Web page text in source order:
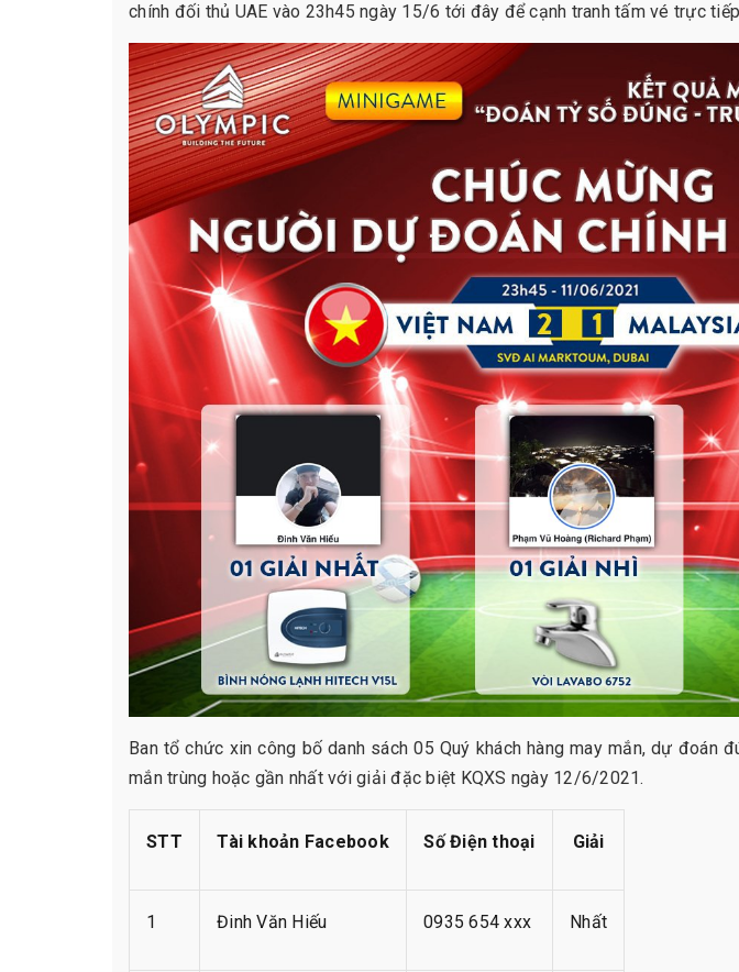
chính đối thủ UAE vào 23h45 ngày 15/6 tới đây để cạnh tranh tấm vé trực
Ban tổ chức xin công bố danh sách 05 Quý khách hàng may mắn, dự đoán
mắn trùng hoặc gần nhất với giải đặc biệt KQXS ngày 12/6/2021.
STT Tài khoản Facebook Số Điện thoại Giải
1 Đinh Văn Hiếu 0935 654 xxx Nhất